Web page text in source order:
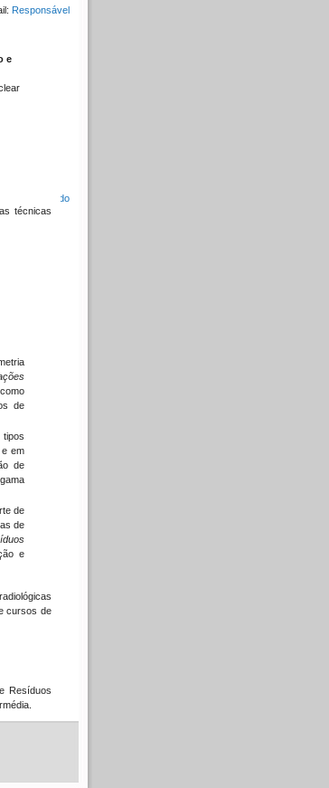
técnicas
de
tipos
em
de
de
de
e
cursos de
Resíduos
Responsável
e
Secretariado